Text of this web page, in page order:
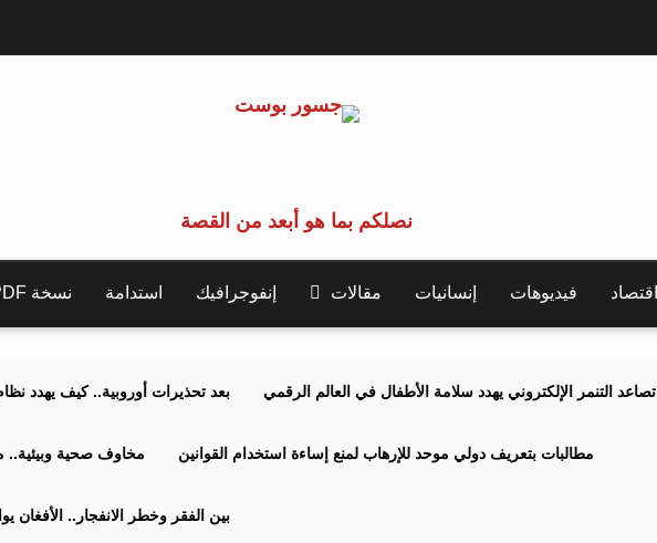
نصلكم بما هو أبعد من القصة
اقتصاد فيديوهات إنسانيات مقالات إنفوجرافيك استدامة نسخة PDF
بعد تحذيرات أوروبية.. كيف يهدد نظام تصاعد التنمر الإلكتروني يهدد سلامة الأطفال في العالم الرقمي
مخاوف صحية وبيئية.. مطالبات بتعريف دولي موحد للإرهاب لمنع إساءة استخدام القوانين
بين الفقر وخطر الانفجار.. الأفغان